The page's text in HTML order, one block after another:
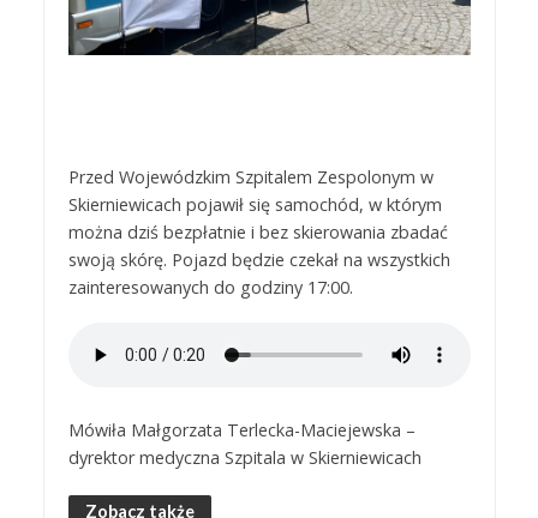
Przed Wojewódzkim Szpitalem Zespolonym w
Skierniewicach pojawił się samochód, w którym
można dziś bezpłatnie i bez skierowania zbadać
swoją skórę. Pojazd będzie czekał na wszystkich
zainteresowanych do godziny 17:00.
Mówiła Małgorzata Terlecka-Maciejewska –
dyrektor medyczna Szpitala w Skierniewicach
Zobacz także